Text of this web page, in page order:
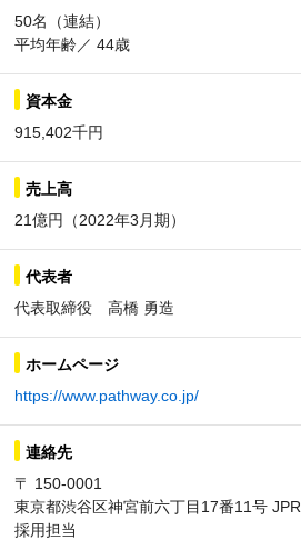
50名（連結）
平均年齢／ 44歳
資本金
915,402千円
売上高
21億円（2022年3月期）
代表者
代表取締役 高橋 勇造
ホームページ
https://www.pathway.co.jp/
連絡先
〒 150-0001
東京都渋谷区神宮前六丁目17番11号
採用担当